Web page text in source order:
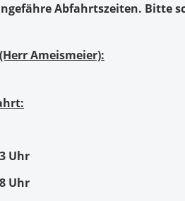
Abfahrtszeiten. Bitte
Ameismeier):
Uhr
Uhr